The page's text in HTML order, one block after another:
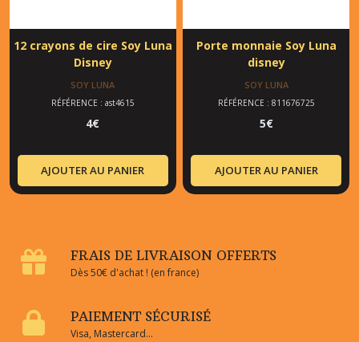
12 crayons de cire Soy Luna
Disney
SOY LUNA
RÉFÉRENCE : ast4615
4€
AJOUTER AU PANIER
Porte monnaie Soy Luna
disney
SOY LUNA
RÉFÉRENCE : 811676725
5€
AJOUTER AU PANIER
FRAIS DE LIVRAISON OFFERTS
Dès 50€ d'achat ! (en france)
PAIEMENT SÉCURISÉ
Visa, Mastercard...